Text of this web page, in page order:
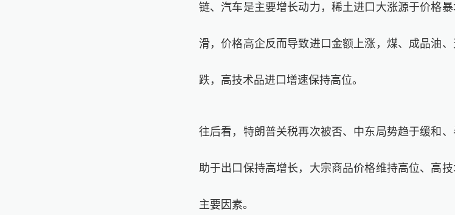
链、汽车是主要增长动力，稀土进口大涨源于价格
滑，价格高企反而导致进口金额上涨，煤、成品油
跌，高技术品进口增速保持高位。
往后看，特朗普关税再次被否、中东局势趋于缓和
助于出口保持高增长，大宗商品价格维持高位、高
主要因素。